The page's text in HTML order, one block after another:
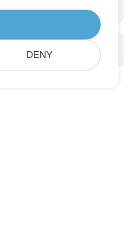
PNG або TIFF у C#
DENY